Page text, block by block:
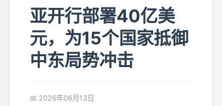
亚开行部署40亿美
元，为15个国家抵御
中东局势冲击
📅 2026年06月13日